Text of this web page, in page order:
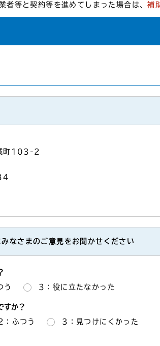
者等と契約等を進めてしまった場合は、補
町103-2
なさまのご意見をお聞かせください
う 3：役に立たなかった
すか？
：ふつう 3：見つけにくかった